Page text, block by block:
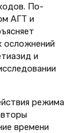
По-
АГТ и
осложнений
и
режима
времени